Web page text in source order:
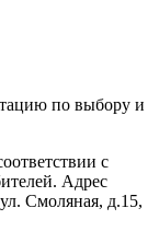
по выбору и
с
Адрес
Смоляная, д.15,